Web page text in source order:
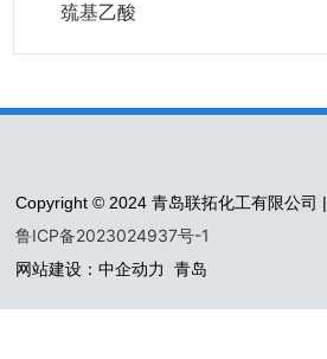
巯基乙酸
Copyright © 2024 青岛联拓化工有限公司 |
鲁ICP备2023024937号-1
网站建设：中企动力 青岛